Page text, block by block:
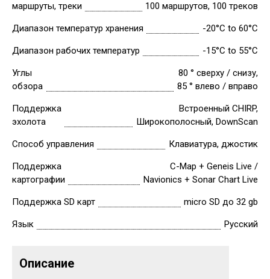
маршруты, треки
100 маршрутов, 100 треков
Диапазон температур хранения -20°C to 60°C
Диапазон рабочих температур -15°C to 55°C
Углы
обзора
80 ° сверху / снизу,
85 ° влево / вправо
Поддержка
эхолота
Встроенный CHIRP,
Широкополосный, DownScan
Способ управления Клавиатура, джостик
Поддержка
картографии
С-Map + Geneis Live /
Navionics + Sonar Chart Live
Поддержка SD карт micro SD до 32 gb
Язык Русский
Описание